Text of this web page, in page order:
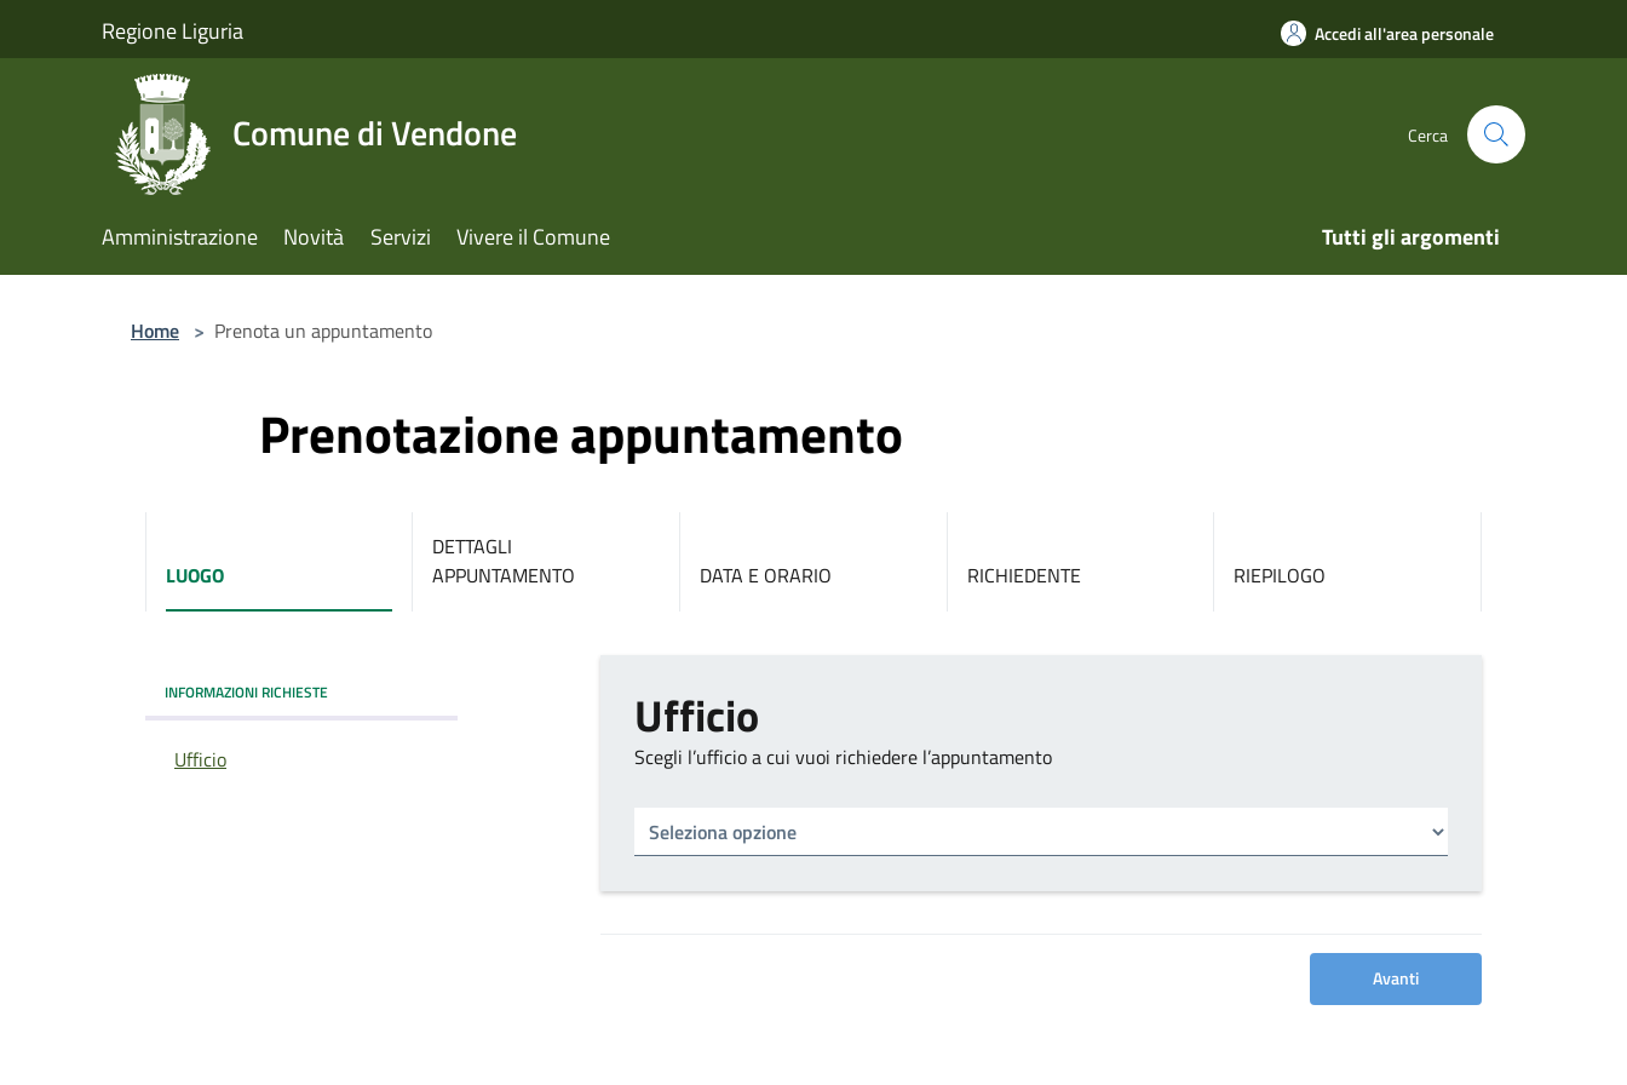
Regione Liguria Accedi all'area personale
Comune di Vendone Cerca
Amministrazione Novità Servizi Vivere il Comune Tutti gli argomenti
Home > Prenota un appuntamento
Prenotazione appuntamento
LUOGO
DETTAGLI
APPUNTAMENTO
DATA E ORARIO RICHIEDENTE RIEPILOGO
INFORMAZIONI RICHIESTE
Ufficio
Ufficio
Scegli l’ufficio a cui vuoi richiedere l’appuntamento
Avanti